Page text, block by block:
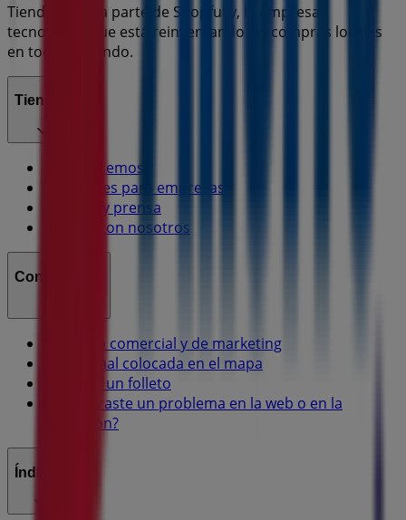
Tiendeo forma parte de Shopfully, la empresa
tecnológica que está reinventando las compras locales
en todo el mundo.
Tiendeo
¿Qué hacemos?
Soluciones para empresas
Noticias y prensa
Trabaja con nosotros
Contáctanos
Contacto comercial y de marketing
Tienda mal colocada en el mapa
Notificar un folleto
¿Encontraste un problema en la web o en la
aplicación?
Índices